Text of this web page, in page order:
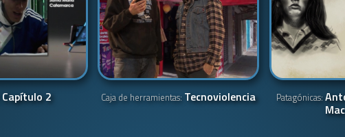
Capítulo 2 Caja de herramientas: Tecnoviolencia Patagónicas: